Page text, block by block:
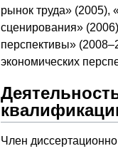
рынок труда» (2005),
сценирования»
перспективы»
экономических
Член